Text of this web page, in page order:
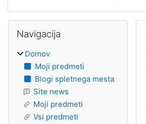
Bloki
Navigacija
Domov
Moji predmeti
Blogi spletnega mesta
Site news
Moji predmeti
Vsi predmeti